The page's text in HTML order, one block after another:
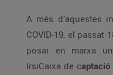
A més d’aquestes iniciatives
COVID-19, el passat
posar en marxa
IrsiCaixa de c